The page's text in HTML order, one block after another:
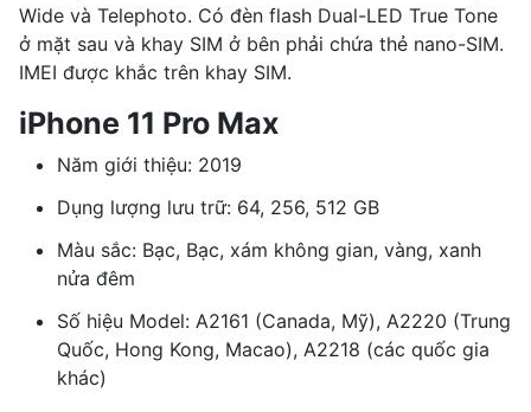
Wide và Telephoto. Có đèn flash Dual-LED True Tone
ở mặt sau và khay SIM ở bên phải chứa thẻ nano-SIM.
IMEI được khắc trên khay SIM.
iPhone 11 Pro Max
Năm giới thiệu: 2019
Dụng lượng lưu trữ: 64, 256, 512 GB
Màu sắc: Bạc, Bạc, xám không gian, vàng, xanh
nửa đêm
Số hiệu Model: A2161 (Canada, Mỹ), A2220 (Trung
Quốc, Hong Kong, Macao), A2218 (các quốc gia
khác)